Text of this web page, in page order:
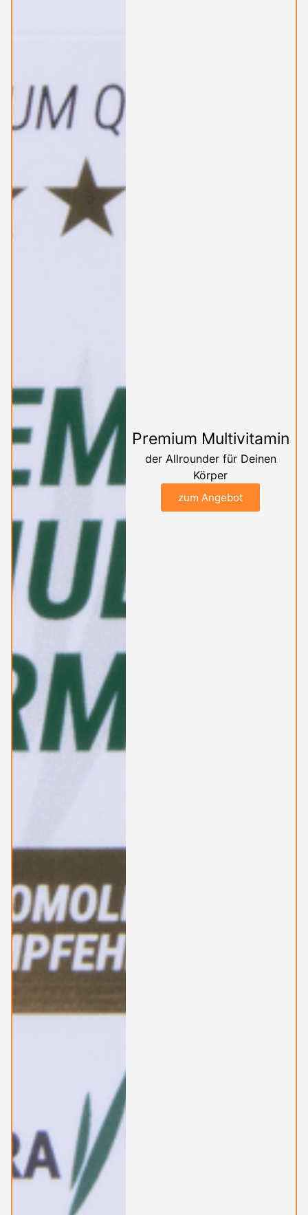
Premium Multivitamin
der Allrounder für Deinen
Körper
zum Angebot